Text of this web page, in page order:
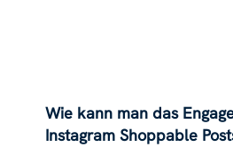
Wie kann man das
Instagram Shoppable